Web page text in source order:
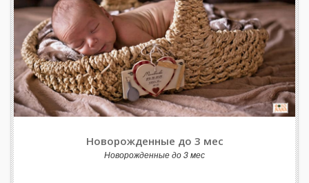
Новорожденные до 3 мес
Новорожденные до 3 мес